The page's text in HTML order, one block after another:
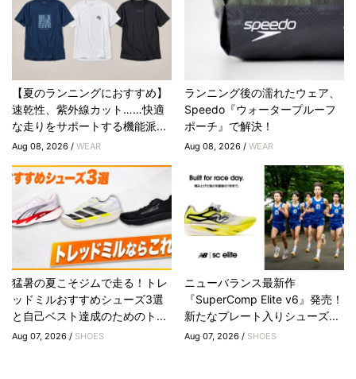
【夏のランニングにおすすめ】
速乾性、紫外線カット……快適
な走りをサポートする機能派...
Aug 08, 2026 / WEAR
ランニング後の濡れたウェア、
Speedo『ウォータープルーフ
ポーチ』で解決！
Aug 08, 2026 /WEAR
猛暑の夏こそジムで走る！トレ
ッドミルおすすめシューズ3選
と自己ベスト達成のためのト...
Aug 07, 2026 / SHOES
ニューバランス最新作
『SuperComp Elite v6』発売！
新たなプレート入りシューズ...
Aug 07, 2026 / SHOES